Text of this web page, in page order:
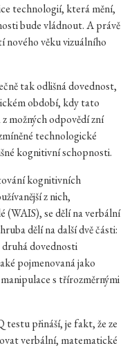
technologií, která mění,
bude vládnout. A právě
nového věku vizuálního
tak odlišná dovednost,
období, kdy tato
možných odpovědí zní
technologické
kognitivní schopnosti.
kognitivních
z nich,
(WAIS), se dělí na verbální
dělí na další dvě části:
dovednosti
pojmenovaná jako
s třírozměrnými
přináší, je fakt, že ze
verbální, matematické